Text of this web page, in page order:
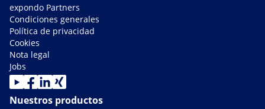
expondo Partners
Condiciones generales
Política de privacidad
Cookies
Nota legal
Jobs
Nuestros productos